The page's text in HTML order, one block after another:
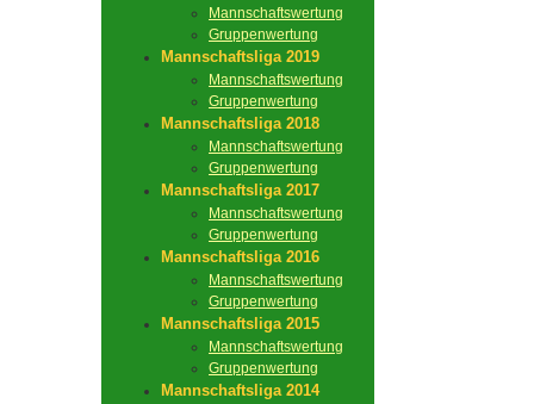
Mannschaftswertung
Gruppenwertung
Mannschaftsliga 2019
Mannschaftswertung
Gruppenwertung
Mannschaftsliga 2018
Mannschaftswertung
Gruppenwertung
Mannschaftsliga 2017
Mannschaftswertung
Gruppenwertung
Mannschaftsliga 2016
Mannschaftswertung
Gruppenwertung
Mannschaftsliga 2015
Mannschaftswertung
Gruppenwertung
Mannschaftsliga 2014